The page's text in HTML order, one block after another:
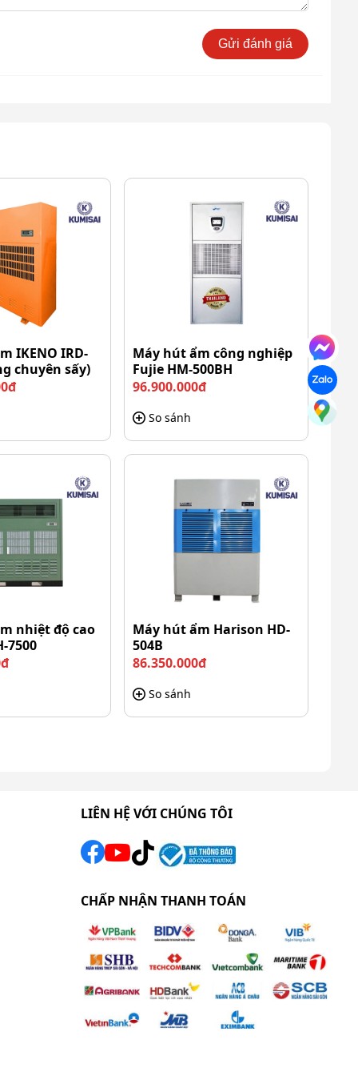
Gửi đánh giá
IKENO IRD-
chuyên sấy)
Máy hút ẩm công nghiệp
Fujie HM-500BH
96.900.000đ
So sánh
nhiệt độ cao
7500
Máy hút ẩm Harison HD-
504B
86.350.000đ
So sánh
LIÊN HỆ VỚI CHÚNG TÔI
CHẤP NHẬN THANH TOÁN